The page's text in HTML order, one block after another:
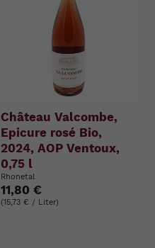
Château Valcombe,
Epicure rosé Bio,
2024, AOP Ventoux,
0,75 l
Rhonetal
11,80 €
(15,73 € / Liter)